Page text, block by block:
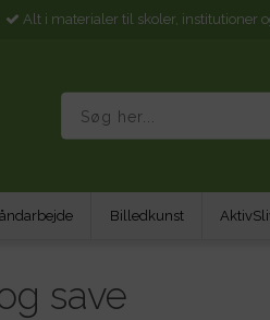
Alt i materialer til skoler, institutioner
Billedkunst
save